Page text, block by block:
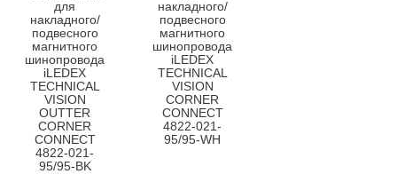
для
накладного/
подвесного
магнитного
шинопровода
iLEDEX
TECHNICAL
VISION
OUTTER
CORNER
CONNECT
4822-021-
95/95-BK
накладного/
подвесного
магнитного
шинопровода
iLEDEX
TECHNICAL
VISION
CORNER
CONNECT
4822-021-
95/95-WH